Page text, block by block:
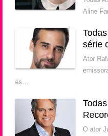
Aline
série
Ator
es…
O ator